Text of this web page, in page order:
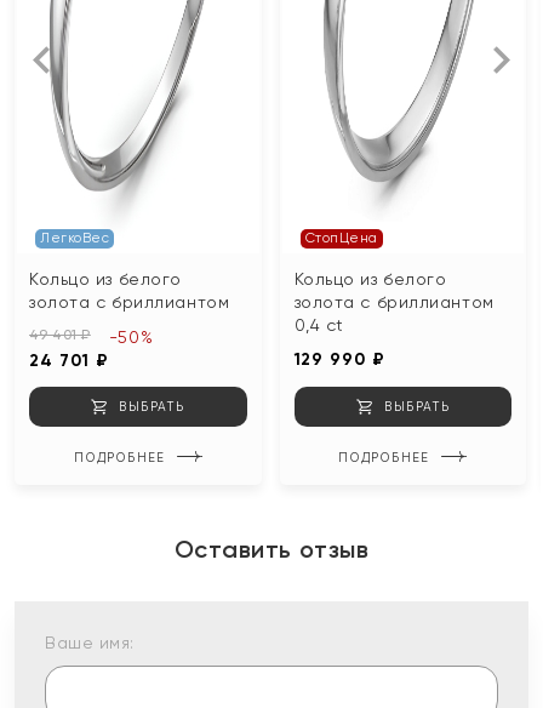
ЛегкоВес
Кольцо из белого
золота с бриллиантом
49 401 ₽
24 701 ₽
-50%
ВЫБРАТЬ
ПОДРОБНЕЕ
СтопЦена
Кольцо из белого
золота с бриллиантом
0,4 ct
129 990 ₽
ВЫБРАТЬ
ПОДРОБНЕЕ
Оставить отзыв
Ваше имя: